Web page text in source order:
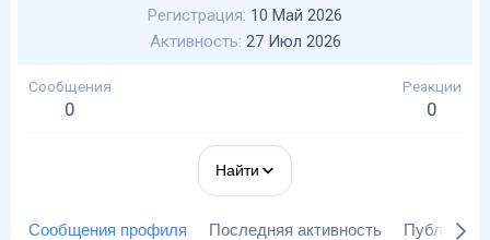
Регистрация 10 Май 2026
Активность 27 Июл 2026
Сообщения
0
Реакции
0
Найти
Сообщения профиля Последняя активность